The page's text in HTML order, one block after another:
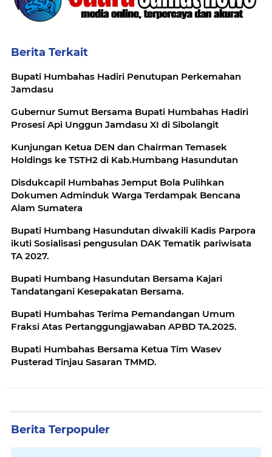
Berita Terkait
Bupati Humbahas Hadiri Penutupan Perkemahan
Jamdasu
Gubernur Sumut Bersama Bupati Humbahas Hadiri
Prosesi Api Unggun Jamdasu XI di Sibolangit
Kunjungan Ketua DEN dan Chairman Temasek
Disdukcapil Humbahas Jemput Bola Pulihkan
Dokumen Adminduk Warga Terdampak Bencana
Alam Sumatera
Bupati Humbang Hasundutan diwakili Kadis Parpora
ikuti Sosialisasi pengusulan DAK Tematik pariwisata
TA 2027.
Bupati Humbang Hasundutan Bersama Kajari
Tandatangani Kesepakatan Bersama.
Bupati Humbahas Terima Pemandangan Umum
Fraksi Atas Pertanggungjawaban APBD TA.2025.
Bupati Humbahas Bersama Ketua Tim Wasev
Pusterad Tinjau Sasaran TMMD.
Berita Terpopuler